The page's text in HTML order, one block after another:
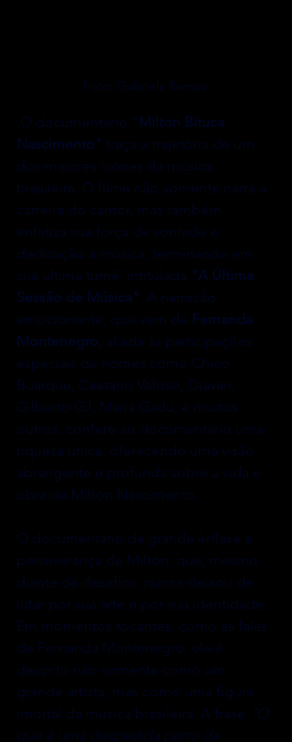
Foto: Gabriela Ramos
O documentário " Milton Bituca
Nascimento" traça a trajetória de um
dos maiores ícones da música
brasileira. O filme não somente narra a
carreira do cantor, mas também
enfatiza sua força de vontade e
dedicação à música, terminando em
sua última turnê, intitulada "A Última
Sessão de Música" . A narração,
emocionante, que vem de Fernanda
Montenegro, aliada às participações
especiais de nomes como Chico
Buarque, Caetano Veloso, Djavan,
Gilberto Gil, Maria Gadú, e muitos
outros, confere ao documentário uma
riqueza única, oferecendo uma visão
abrangente e profunda sobre a vida e
obra de Milton Nascimento.
O documentário dá grande ênfase à
perseverança de Milton, que, mesmo
diante de desafios, nunca deixou de
lutar por sua arte e por sua identidade.
Em momentos tocantes, como as falas
de Fernanda Montenegro, ele é
descrito não somente como um
grande artista, mas como uma figura
imortal da música brasileira. A frase “O
que é uma despedida perto da